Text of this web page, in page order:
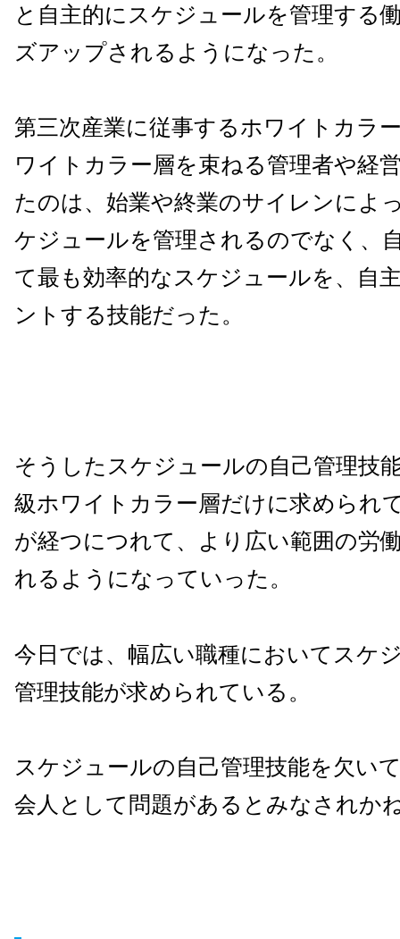
と自主的にスケジュールを管理する
ズアップされるようになった。
第三次産業に従事するホワイトカラ
ワイトカラー層を束ねる管理者や経
たのは、始業や終業のサイレンによ
ケジュールを管理されるのでなく、
て最も効率的なスケジュールを、自
ントする技能だった。
そうしたスケジュールの自己管理技
級ホワイトカラー層だけに求められ
が経つにつれて、より広い範囲の労
れるようになっていった。
今日では、幅広い職種においてスケ
管理技能が求められている。
スケジュールの自己管理技能を欠い
会人として問題があるとみなされか